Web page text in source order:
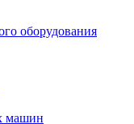
оборудования
машин